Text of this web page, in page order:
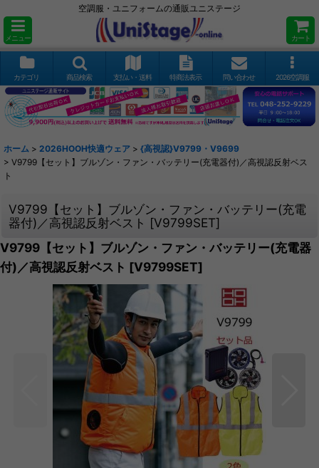
空調服・ユニフォームの通販ユニステージ
メニュー カート
カテゴリ 商品検索 支払い・送料 特商法表示 問い合わせ 2026空調服
ホーム > 2026HOOH快適ウェア > {高視認}V9799・V9699
> V9799【セット】ブルゾン・ファン・バッテリー(充電器付)／高視認反射ベス
ト
V9799【セット】ブルゾン・ファン・バッテリー(充電
器付)／高視認反射ベスト [V9799SET]
V9799【セット】ブルゾン・ファン・バッテリー(充電器
付)／高視認反射ベスト [V9799SET]